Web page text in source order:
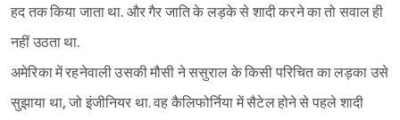
हद तक किया जाता था. और गैर जाति के लड़के से शादी करने का तो सवाल ही
नहीं उठता था.
अमेरिका में रहनेवाली उसकी मौसी ने ससुराल के किसी परिचित का लड़का उसे
सुझाया था, जो इंजीनियर था. वह कैलिफोर्निया में सैटेल होने से पहले शादी